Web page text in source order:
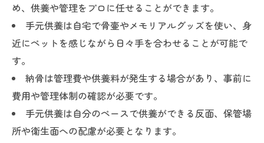
め、供養や管理をプロに任せることができます。
手元供養は自宅で骨壷やメモリアルグッズを使い、身
近にペットを感じながら日々手を合わせることが可能で
す。
納骨は管理費や供養料が発生する場合があり、事前に
費用や管理体制の確認が必要です。
手元供養は自分のペースで供養ができる反面、保管場
所や衛生面への配慮が必要となります。